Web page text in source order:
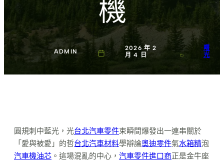
機
ADMIN
2026 年 2
月 4 日
曙
光
圓規刺中藍光，光台北汽車零件束瞬間爆發出一連串關於
「愛與被愛」的哲台北汽車材料學辯論奧迪零件氣水箱精泡
汽車機油芯 。這場混亂的中心， 汽車零件進口商正是金牛座